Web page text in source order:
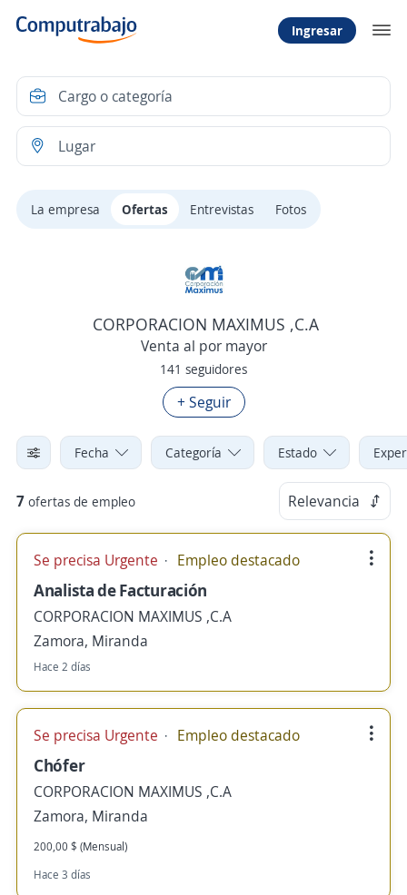
Ingresar
La empresa Ofertas Entrevistas Fotos
CORPORACION MAXIMUS ,C.A
Venta al por mayor
141 seguidores
+ Seguir
Fecha Categoría Estado
7 ofertas de empleo Relevancia
Se precisa Urgente Empleo destacado
Analista de Facturación
CORPORACION MAXIMUS ,C.A
Zamora, Miranda
Hace 2 días
Se precisa Urgente Empleo destacado
Chófer
CORPORACION MAXIMUS ,C.A
Zamora, Miranda
200,00 $ (Mensual)
Hace 3 días